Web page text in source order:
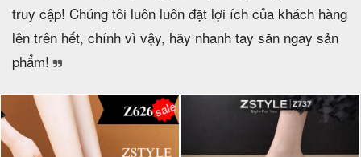
truy cập! Chúng tôi luôn luôn đặt lợi ích của khách hàng
lên trên hết, chính vì vậy, hãy nhanh tay săn ngay sản
phẩm!
sale